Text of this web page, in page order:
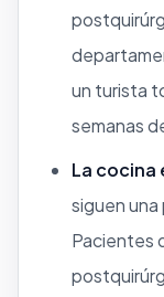
un turista
semanas
La cocina
siguen
Pacientes